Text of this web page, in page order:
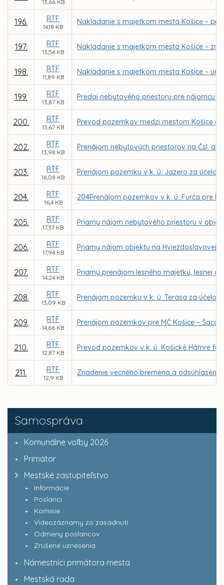
Samospráva
Komunálne voľby 2026
Primátor
Mestské zastupiteľstvo
Informácie
Poslanci
Komisie
Videozáznamy zo zasadnutí
Odmeny poslancov
Zrušené uznesenia
Námestníci primátora mesta
Mestská rada
13,66 KB
196. RTF
14,18 KB
Nakladanie s majetkom mesta Košice –
197. RTF
13,54 KB
Nakladanie s majetkom mesta Košice –
198. RTF
11,89 KB
Nakladanie s majetkom mesta Košice –
199. RTF
13,87 KB
Predaj nebytového priestoru pre nájomcu
200. RTF
13,67 KB
Prevod pozemkov medzi mestom Košice a
202. RTF
13,98 KB
Prenájom nebytových priestorov na Čsl.
203. RTF
16,08 KB
Prenájom pozemku v k. ú. Jazero za
204. RTF
16,4 KB
204Prenájom pozemkov v k. ú. Furča pre
205. RTF
17,37 KB
Priamy nájom nebytového priestoru v
206. RTF
17,94 KB
Priamy nájom objektu na Hviezdoslavovej
207. RTF
14,24 KB
Priamy prenájom lesného majetku, lesnej
208. RTF
13,09 KB
Prenájom pozemku v k. ú. Terasa za
209. RTF
14,66 KB
Prenájom pozemkov pre MČ Košice – Šaca
210. RTF
12,87 KB
Prevod pozemkov v k. ú. Košické Hámre
211. RTF
12,9 KB
Zriadenie vecného bremena a